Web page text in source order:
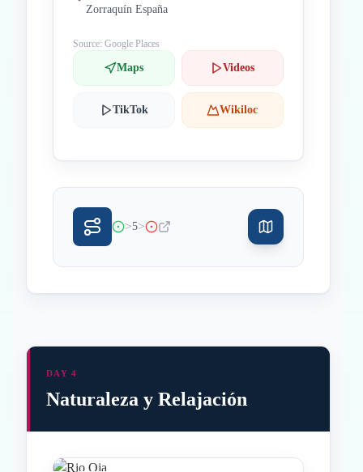
Zorraquín España
Source: Google Places
Maps Videos
TikTok Wikiloc
>5>
DAY 4
Naturaleza y Relajación